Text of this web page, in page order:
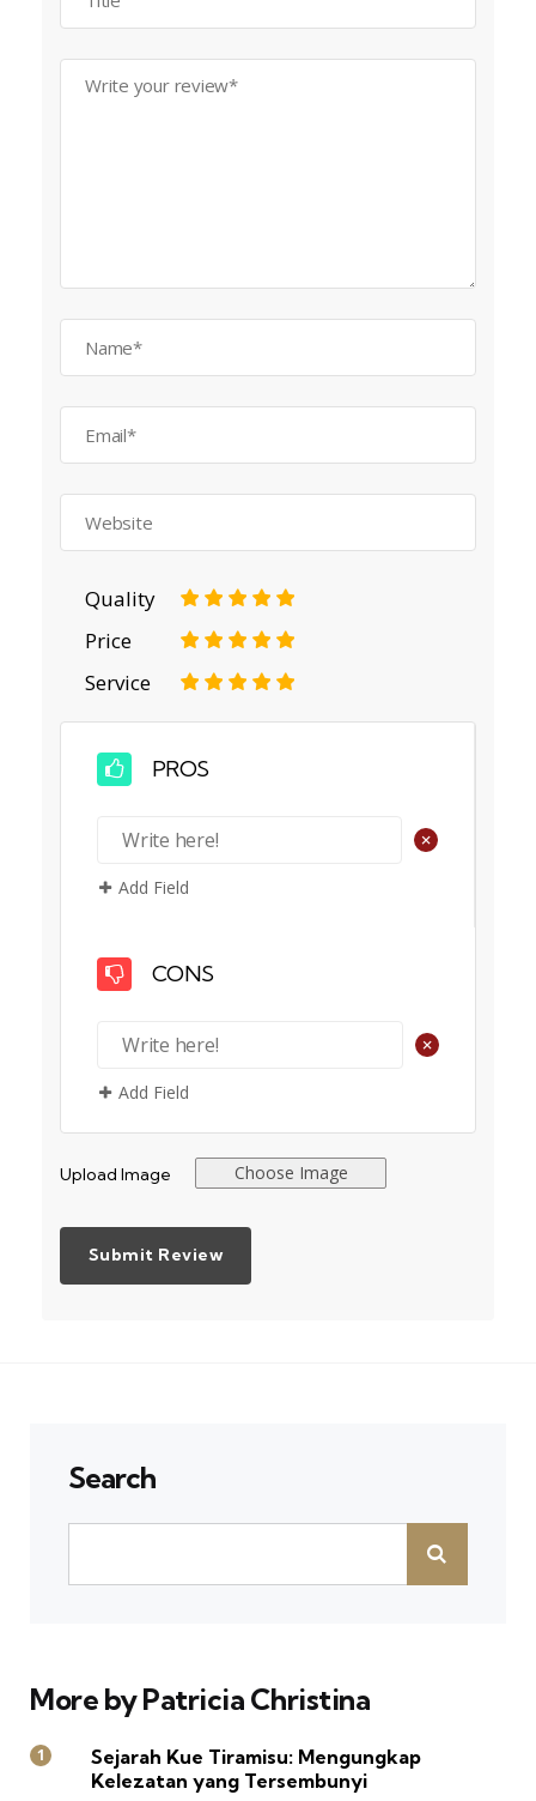
Quality 5
4
3
2
Price 5
4
3
2
Service 5
4
3
2
PROS
+
Add Field
CONS
+
Add Field
Upload Image Choose Image
Search
More by Patricia Christina
Sejarah Kue Tiramisu: Mengungkap
Kelezatan yang Tersembunyi